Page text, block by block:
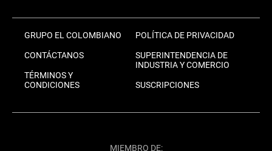
GRUPO EL COLOMBIANO
CONTÁCTANOS
TÉRMINOS Y
CONDICIONES
POLÍTICA DE PRIVACIDAD
SUPERINTENDENCIA DE
INDUSTRIA Y COMERCIO
SUSCRIPCIONES
MIEMBRO DE: